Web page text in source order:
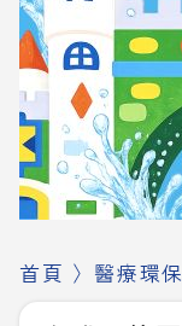
首頁 〉 醫療環